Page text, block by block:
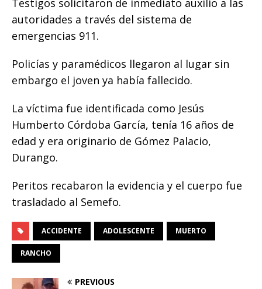
Testigos solicitaron de inmediato auxilio a las
autoridades a través del sistema de
emergencias 911.
Policías y paramédicos llegaron al lugar sin
embargo el joven ya había fallecido.
La víctima fue identificada como Jesús
Humberto Córdoba García, tenía 16 años de
edad y era originario de Gómez Palacio,
Durango.
Peritos recabaron la evidencia y el cuerpo fue
trasladado al Semefo.
ACCIDENTE ADOLESCENTE MUERTO
RANCHO
PREVIOUS